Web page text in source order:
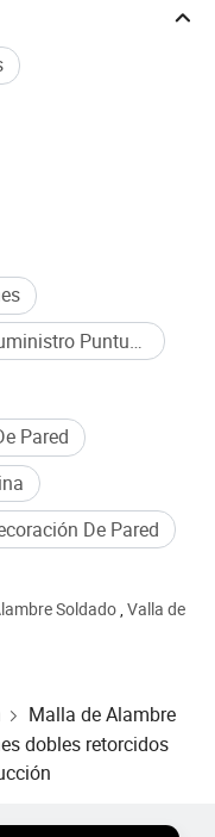
Compra Malla De Gaviones De Suministro Puntual al por mayor
Pared
De Pared
Soldado ,Valla de
Malla de Alambre
dobles retorcidos